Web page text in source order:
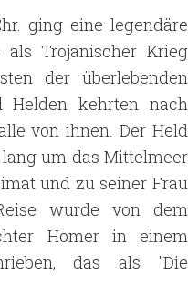
ging eine legendäre
Trojanischer Krieg
der überlebenden
Helden kehrten nach
von ihnen. Der Held
lang um das Mittelmeer
und zu seiner Frau
wurde von dem
Homer in einem
das als "Die